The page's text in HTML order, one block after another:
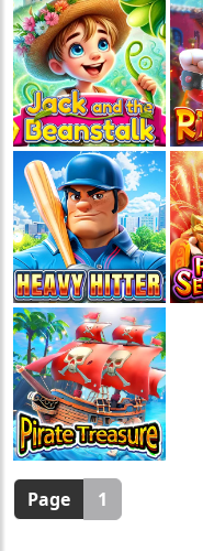
🧧
Page 1